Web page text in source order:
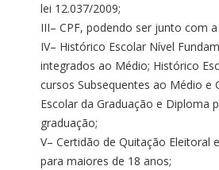
lei 12.037/2009;
III– CPF, podendo ser junto com
IV– Histórico Escolar Nível
integrados ao Médio; Histórico
cursos Subsequentes ao Médio e
Escolar da Graduação e Diploma
graduação;
V– Certidão de Quitação Eleitoral
para maiores de 18 anos;